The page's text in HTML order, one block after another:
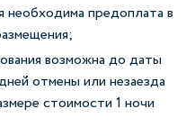
необходима предоплата в
возможна до даты
отмены или незаезда
стоимости 1 ночи